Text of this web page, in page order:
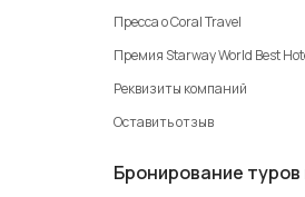
Пресса о Coral Travel
Премия Starway World Best
Реквизиты компаний
Оставить отзыв
Бронирование